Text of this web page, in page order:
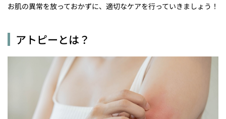
お肌の異常を放っておかずに、適切なケアを行っていきましょう！
アトピーとは？